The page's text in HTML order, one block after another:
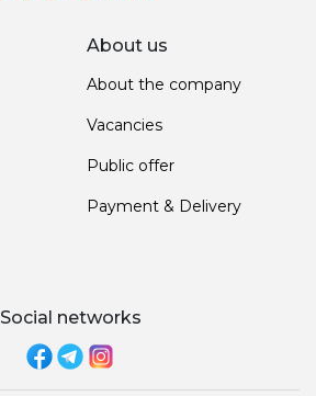
About us
About the company
Vacancies
Public offer
Payment & Delivery
Social networks